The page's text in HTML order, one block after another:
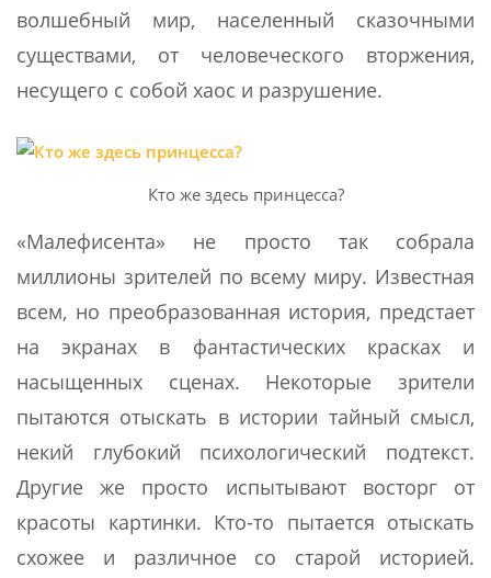
волшебный мир, населенный сказочными
существами, от человеческого вторжения,
несущего с собой хаос и разрушение.
Кто же здесь принцесса?
«Малефисента» не просто так собрала
миллионы зрителей по всему миру. Известная
всем, но преобразованная история, предстает
на экранах в фантастических красках и
насыщенных сценах. Некоторые зрители
пытаются отыскать в истории тайный смысл,
некий глубокий психологический подтекст.
Другие же просто испытывают восторг от
красоты картинки. Кто-то пытается отыскать
схожее и различное со старой историей.